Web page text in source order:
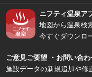
ニフティ温泉ア
地図から温泉検
今すぐダウンロ
ご意見ご要望 ・お問い合わ
施設データの新規追加や修